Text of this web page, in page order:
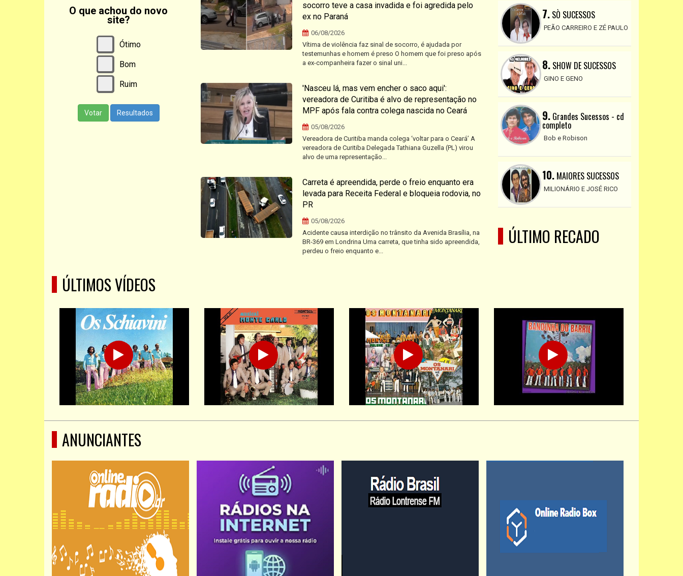
O que achou do novo
site?
Ótimo
Bom
Ruim
Votar Resultados
socorro teve a casa invadida e foi agredida pelo
ex no Paraná
06/08/2026
Vítima de violência faz sinal de socorro, é ajudada por
testemunhas e homem é preso O homem que foi preso após
a ex-companheira fazer o sinal uni...
'Nasceu lá, mas vem encher o saco aqui':
vereadora de Curitiba é alvo de representação no
MPF após fala contra colega nascida no Ceará
05/08/2026
Vereadora de Curitiba manda colega ‘voltar para o Ceará’ A
vereadora de Curitiba Delegada Tathiana Guzella (PL) virou
alvo de uma representação...
Carreta é apreendida, perde o freio enquanto era
levada para Receita Federal e bloqueia rodovia, no
PR
05/08/2026
Acidente causa interdição no trânsito da Avenida Brasília, na
BR-369 em Londrina Uma carreta, que tinha sido apreendida,
perdeu o freio enquanto e...
7.SÒ SUCESSOS
PEÃO CARREIRO E ZÉ PAULO
8.SHOW DE SUCESSOS
GINO E GENO
9.Grandes Sucessos - cd
completo
Bob e Robison
10.MAIORES SUCESSOS
MILIONÁRIO E JOSÉ RICO
ÚLTIMO RECADO
ÚLTIMOS VÍDEOS
ANUNCIANTES